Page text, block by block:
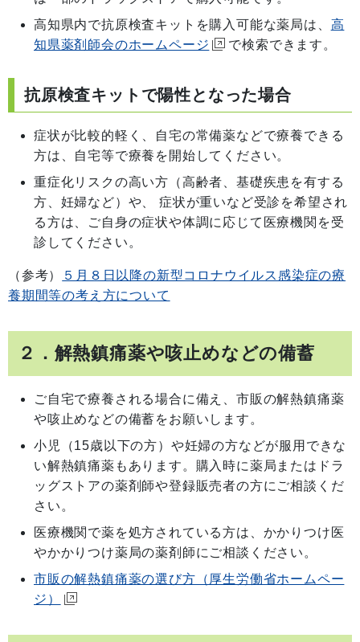
高知県内で抗原検査キットを購入可能な薬局は、 高
知県薬剤師会のホームページ
で検索できます。
抗原検査キットで陽性となった場合
症状が比較的軽く、自宅の常備薬などで療養できる
方は、自宅等で療養を開始してください。
重症化リスクの高い方（高齢者、基礎疾患を有する
方、妊婦など）や、 症状が重いなど受診を希望され
る方は、ご自身の症状や体調に応じて医療機関を受
診してください。
（参考）
５月８日以降の新型コロナウイルス感染症の療
養期間等の考え方について
２．解熱鎮痛薬や咳止めなどの備蓄
ご自宅で療養される場合に備え、市販の解熱鎮痛薬
や咳止めなどの備蓄をお願いします。
小児（15歳以下の方）や妊婦の方などが服用できな
い解熱鎮痛薬もあります。購入時に薬局またはドラ
ッグストアの薬剤師や登録販売者の方にご相談くだ
さい。
医療機関で薬を処方されている方は、かかりつけ医
やかかりつけ薬局の薬剤師にご相談ください。
市販の解熱鎮痛薬の選び方（厚生労働省ホームペー
ジ）